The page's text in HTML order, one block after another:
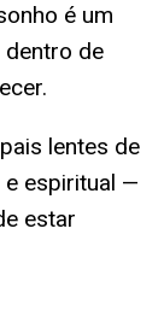
é um
dentro de
lentes de
espiritual —
estar